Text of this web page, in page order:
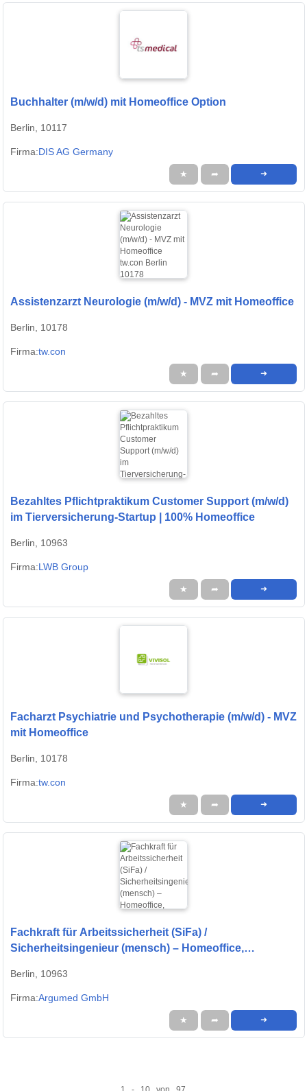
Buchhalter (m/w/d) mit Homeoffice Option
Berlin, 10117
Firma:DIS AG Germany
★ ➦ ➜
Assistenzarzt Neurologie (m/w/d) - MVZ mit Homeoffice
Berlin, 10178
Firma:tw.con
★ ➦ ➜
Bezahltes Pflichtpraktikum Customer Support (m/w/d)
im Tierversicherung-Startup | 100% Homeoffice
Berlin, 10963
Firma:LWB Group
★ ➦ ➜
Facharzt Psychiatrie und Psychotherapie (m/w/d) - MVZ
mit Homeoffice
Berlin, 10178
Firma:tw.con
★ ➦ ➜
Fachkraft für Arbeitssicherheit (SiFa) /
Sicherheitsingenieur (mensch) – Homeoffice,
Berlin, 10963
Firma:Argumed GmbH
★ ➦ ➜